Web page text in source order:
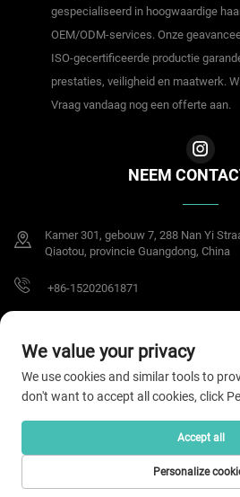
gespecialiseerd in hoogwaardige
OEM/ODM-services. Onze
ISO-gecertificeerde productie
prestaties, veiligheid en maatwerk.
Vraag vandaag nog een offerte aan.
NEEM
Kamer 301, gebouw 7, 288 Nan Yi
Qiaotou, provincie Guangdong, China
+86-15202061871
Copyright © 2025 Dongguan Meisheng
rechten voorbehouden.
We value your privacy
We use cookies and similar tools to
don't want to accept all cookies, click
Personalize
Accept all